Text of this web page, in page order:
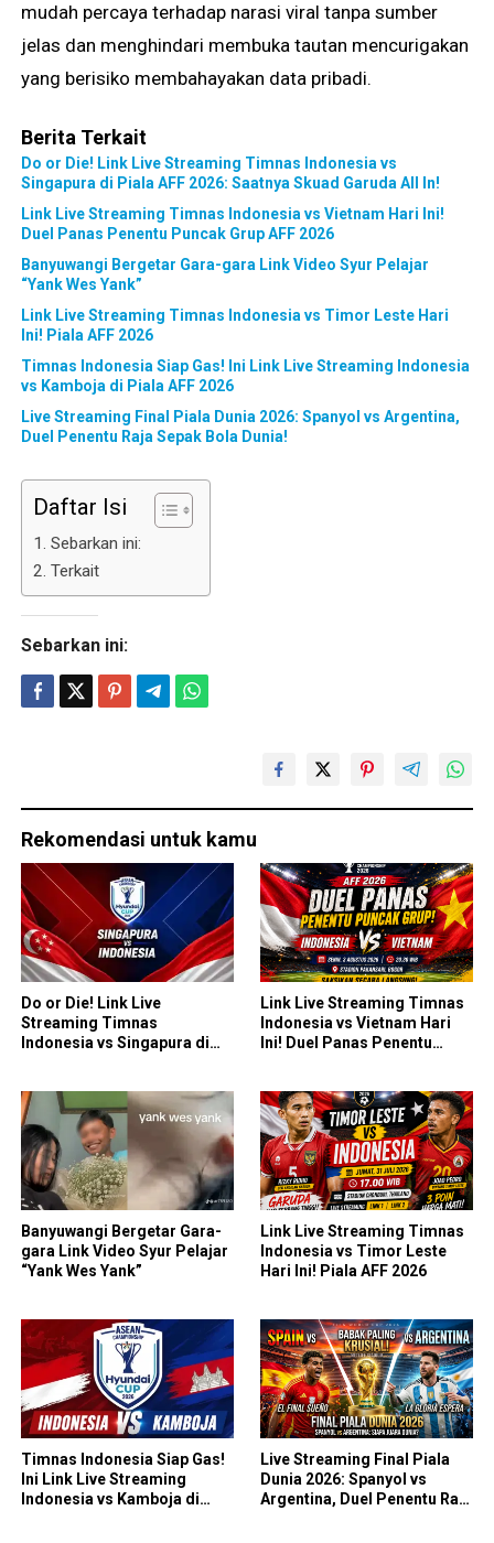
mudah percaya terhadap narasi viral tanpa sumber
jelas dan menghindari membuka tautan mencurigakan
yang berisiko membahayakan data pribadi.
Berita Terkait
Do or Die! Link Live Streaming Timnas Indonesia vs
Singapura di Piala AFF 2026: Saatnya Skuad Garuda All In!
Link Live Streaming Timnas Indonesia vs Vietnam Hari Ini!
Duel Panas Penentu Puncak Grup AFF 2026
Banyuwangi Bergetar Gara-gara Link Video Syur Pelajar
“Yank Wes Yank”
Link Live Streaming Timnas Indonesia vs Timor Leste Hari
Ini! Piala AFF 2026
Timnas Indonesia Siap Gas! Ini Link Live Streaming Indonesia
vs Kamboja di Piala AFF 2026
Live Streaming Final Piala Dunia 2026: Spanyol vs Argentina,
Duel Penentu Raja Sepak Bola Dunia!
Daftar Isi
Sebarkan ini:
Terkait
Sebarkan ini:
Rekomendasi untuk kamu
Do or Die! Link Live
Streaming Timnas
Indonesia vs Singapura di
Link Live Streaming Timnas
Indonesia vs Vietnam Hari
Ini! Duel Panas Penentu
Banyuwangi Bergetar Gara-
gara Link Video Syur Pelajar
“Yank Wes Yank”
Link Live Streaming Timnas
Indonesia vs Timor Leste
Hari Ini! Piala AFF 2026
Timnas Indonesia Siap Gas!
Ini Link Live Streaming
Indonesia vs Kamboja di
Live Streaming Final Piala
Dunia 2026: Spanyol vs
Argentina, Duel Penentu Raja